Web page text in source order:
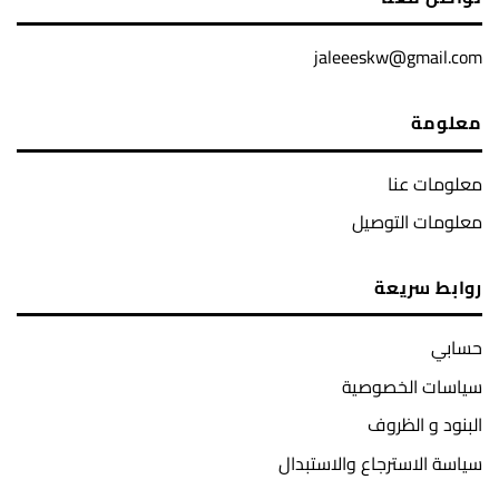
jaleeeskw@gmail.com
معلومة
معلومات عنا
معلومات التوصيل
روابط سريعة
حسابي
سياسات الخصوصية
البنود و الظروف
سياسة الاسترجاع والاستبدال